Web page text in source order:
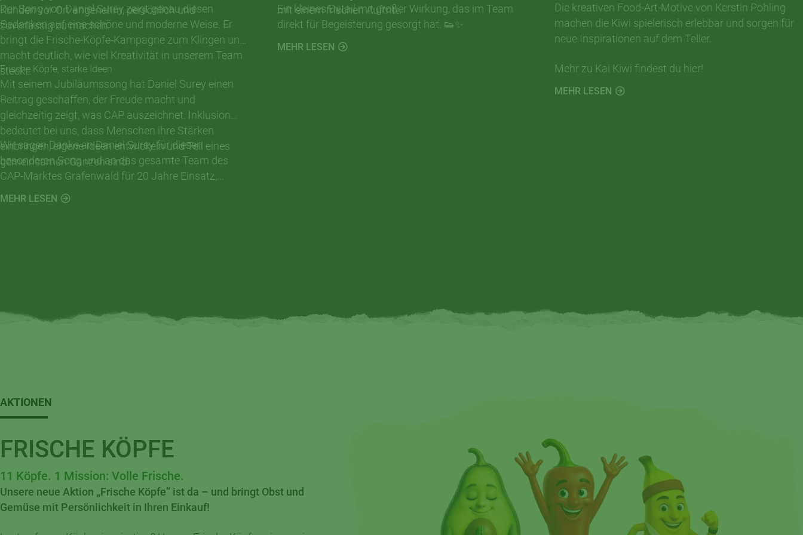
Kunden vor Ort angenehm, persönlich und
zuverlässig zu machen.
Der Song von Daniel Surey zeigt genau diesen
Gedanken auf eine schöne und moderne Weise. Er
bringt die Frische-Köpfe-Kampagne zum Klingen und
macht deutlich, wie viel Kreativität in unserem Team
steckt.
Frische Köpfe, starke Ideen
Mit seinem Jubiläumssong hat Daniel Surey einen
Beitrag geschaffen, der Freude macht und
gleichzeitig zeigt, was CAP auszeichnet. Inklusion
bedeutet bei uns, dass Menschen ihre Stärken
einbringen, eigene Ideen entwickeln und Teil eines
gemeinsamen Ganzen sind.
Wir sagen Danke an Daniel Surey für diesen
besonderen Song und an das gesamte Team des
CAP-Marktes Grafenwald für 20 Jahre Einsatz,
Zusammenhalt und Frische vor Ort.
MEHR LESEN
mit einem frischen Auftritt.
Ein kleines Detail mit großer Wirkung, das im Team
direkt für Begeisterung gesorgt hat. 👟✨
MEHR LESEN
Die kreativen Food-Art-Motive von Kerstin Pohling
machen die Kiwi spielerisch erlebbar und sorgen für
neue Inspirationen auf dem Teller.
Mehr zu Kai Kiwi findest du hier!
MEHR LESEN
AKTIONEN
FRISCHE KÖPFE
11 Köpfe. 1 Mission: Volle Frische.
Unsere neue Aktion „Frische Köpfe“ ist da – und bringt Obst und
Gemüse mit Persönlichkeit in Ihren Einkauf!